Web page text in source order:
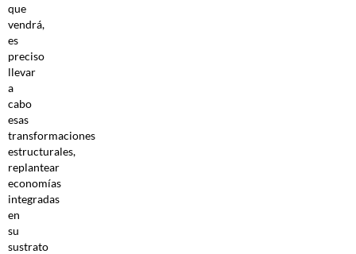
que
vendrá,
es
preciso
llevar
a
cabo
esas
transformaciones
estructurales,
replantear
economías
integradas
en
su
sustrato